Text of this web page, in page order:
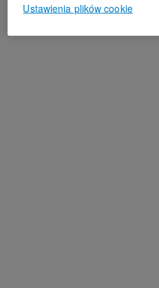
Ustawienia plików cookie